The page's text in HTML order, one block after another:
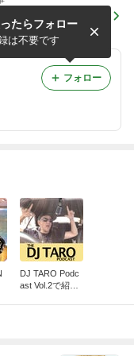
こし好きな双子のお
。おいしそうに食べ
この笑顔で明日も頑
#...
たらフォロー
は不要です
フォロー
DJ TARO Podc
ast Vol.2で紹介